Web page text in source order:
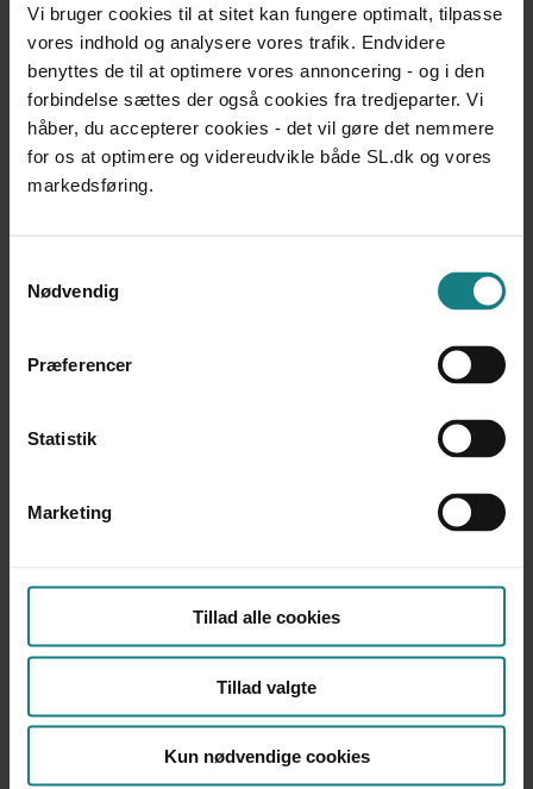
Vi bruger cookies til at sitet kan fungere optimalt, tilpasse
vores indhold og analysere vores trafik. Endvidere
benyttes de til at optimere vores annoncering - og i den
forbindelse sættes der også cookies fra tredjeparter. Vi
håber, du accepterer cookies - det vil gøre det nemmere
for os at optimere og videreudvikle både SL.dk og vores
markedsføring.
Nødvendig
Præferencer
Statistik
Marketing
Tillad alle cookies
Tillad valgte
Kun nødvendige cookies
engagement.
Bogen henvender sig til lærere, pædagoger, psykologer,
socialrådgivere, sundhedsplejersker, studerende og
andre professionelle faggrupper samt til forældre til
børn med problemadfærd.
Forfatter